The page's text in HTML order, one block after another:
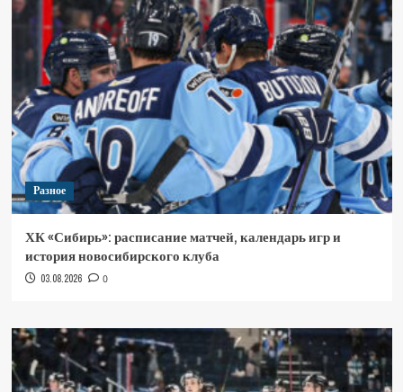
Разное
ХК «Сибирь»: расписание матчей, календарь игр и
история новосибирского клуба
03.08.2026 0